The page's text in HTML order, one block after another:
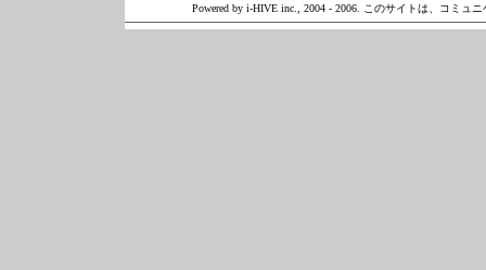
Powered by i-HIVE inc., 2004 - 2006. このサイトは、コミュ